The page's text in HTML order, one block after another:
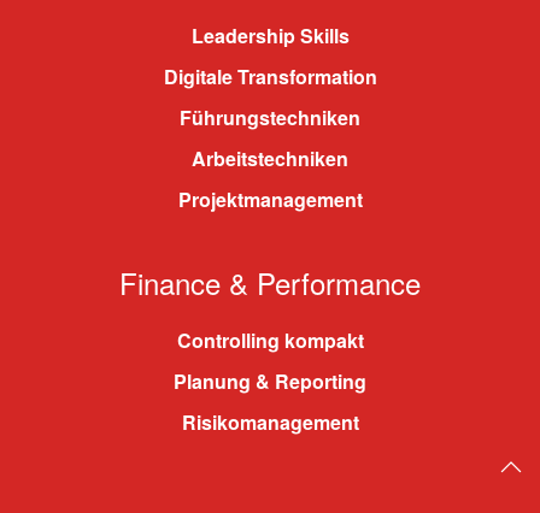
Leadership Skills
Digitale Transformation
Führungstechniken
Arbeitstechniken
Projektmanagement
Finance & Performance
Controlling kompakt
Planung & Reporting
Risikomanagement